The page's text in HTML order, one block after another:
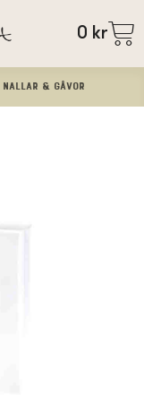
0 kr
Nallar & Gåvor